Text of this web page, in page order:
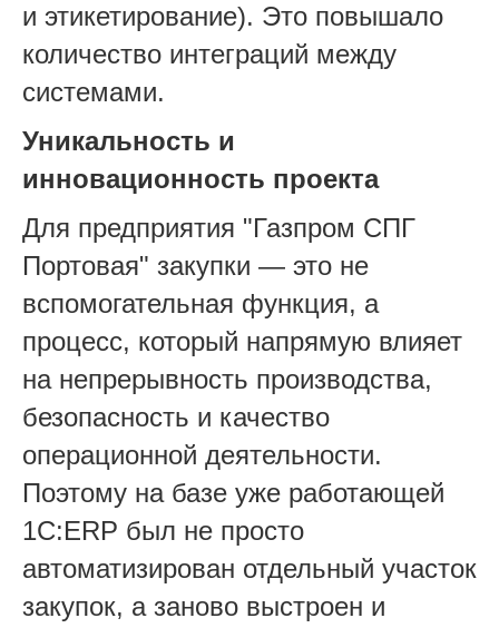
и этикетирование). Это повышало
количество интеграций между
системами.
Уникальность и
инновационность проекта
Для предприятия "Газпром СПГ
Портовая" закупки — это не
вспомогательная функция, а
процесс, который напрямую влияет
на непрерывность производства,
безопасность и качество
операционной деятельности.
Поэтому на базе уже работающей
1С:ERP был не просто
автоматизирован отдельный участок
закупок, а заново выстроен и